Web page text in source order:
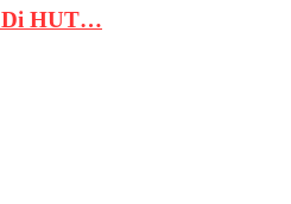
Di HUT…